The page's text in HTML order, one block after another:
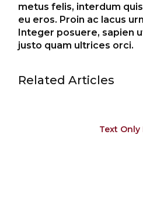
metus felis, interdum
eu eros. Proin ac lacus
Integer posuere, sapien
justo quam ultrices orci.
Related Articles
Text Only